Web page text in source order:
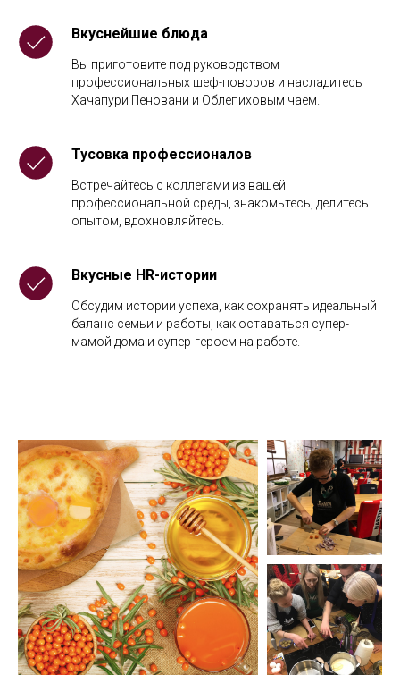
Вкуснейшие блюда
Вы приготовите под руководством
профессиональных шеф-поворов и насладитесь
Хачапури Пеновани и Облепиховым чаем.
Тусовка профессионалов
Встречайтесь с коллегами из вашей
профессиональной среды, знакомьтесь, делитесь
опытом, вдохновляйтесь.
Вкусные HR-истории
Обсудим истории успеха, как сохранять идеальный
баланс семьи и работы, как оставаться супер-
мамой дома и супер-героем на работе.